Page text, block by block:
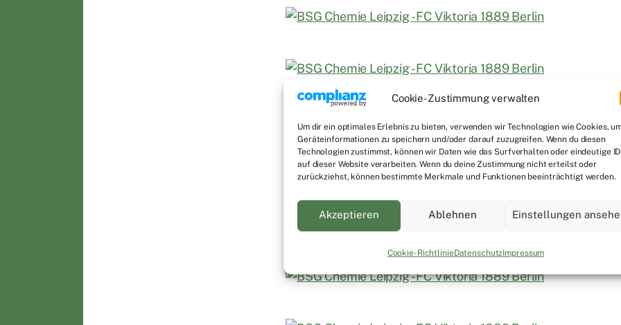
Cookie-Zustimmung verwalten
Um dir ein optimales Erlebnis zu bieten, verwenden wir Technologien wie Cookies,
Geräteinformationen zu speichern und/oder darauf zuzugreifen. Wenn du diesen
Technologien zustimmst, können wir Daten wie das Surfverhalten oder eindeutige
auf dieser Website verarbeiten. Wenn du deine Zustimmung nicht erteilst oder
zurückziehst, können bestimmte Merkmale und Funktionen beeinträchtigt werden.
Akzeptieren Ablehnen Einstellungen
Cookie-RichtlinieDatenschutzImpressum